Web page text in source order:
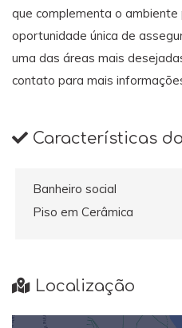
que complementa o
oportunidade única de
uma das áreas mais
contato para mais
Características
Banheiro social
Piso em Cerâmica
Localização